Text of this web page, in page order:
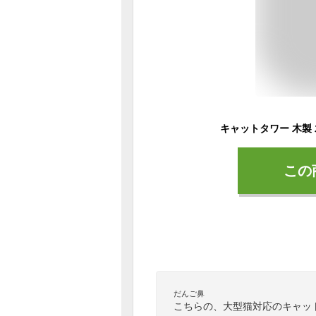
こ
だんご鼻
こちらの、大型猫対応のキャ